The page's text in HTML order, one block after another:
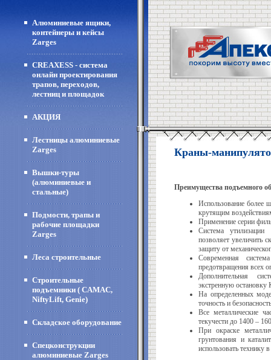
Алюминиевые ящики,
контейнеры и кейсы
Zarges
CREAXESS - система
онлайн проектирования
трапов, переходов,
лестниц и площадок
АКЦИЯ
Лестницы алюминиевые
Zarges
Вышки-туры
(алюминиевые и
стальные)
Подмости, трапы и
рабочие площадки
Zarges
Леса строительные
Строительные
подъемники ( CAMAC,
NiftyLift, Genie)
Складское оборудование
Спецконструкции
алюминиевые Zarges
Краны-
Преимущества подъемного
Использование более
крутящим
Применение серии
Система утилизации
позволяет увеличить
защиту от
Современная
предотвращения всех
Дополнительная
экстренную
На определенных
точность и
Все металлические
текучести до 1400 –
При окраске
грунтования и
использовать технику